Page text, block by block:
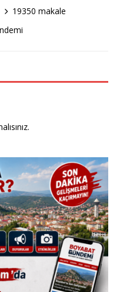
19350 makale
.